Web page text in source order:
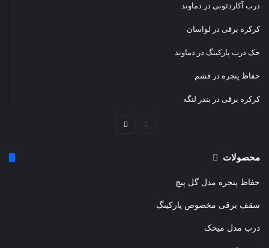
درب آکاردئونی در دماوند
کرکره برقی در لواسان
جک درب پارکینگ در دماوند
حفاظ پنجره در قشم
کرکره برقی در بندر لنگه
صفحه
محصولات
حفاظ پنجره مدل گل پیچ
سقف برقی مخصوص پارکینگ
درب مدل میخک